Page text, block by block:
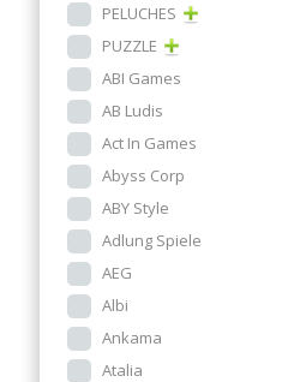
PELUCHES
PUZZLE
ABI Games
AB Ludis
Act In Games
Abyss Corp
ABY Style
Adlung Spiele
AEG
Albi
Ankama
Atalia